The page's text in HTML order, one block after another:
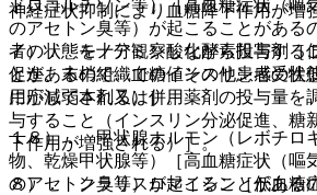
ドロコルチゾン等）［高血糖症状（嘔
のアセトン臭等）が起こることがある
者の状態を十分観察しながら投与する
促進、末梢組織でのインスリン感受性
用が減弱される）］。
１８）． 甲状腺ホルモン（レボチロ
物、乾燥甲状腺等）［高血糖症状（嘔
のアセトン臭等）が起こることがある
神経症状抑制により血糖降下作用が増
７）． モノアミン酸化酵素阻害剤［
とがあるので、血糖値その他患者の状
に応じて本剤又は併用薬剤の投与量を
与すること（インスリン分泌促進、糖
下作用が増強される）］。
８）． クラリスロマイシン［低血糖